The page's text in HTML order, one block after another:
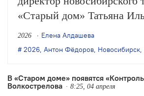
«Старый дом» Татьяна
по собственному
ранее с должности
2026
Елена Алдашева
2026, Антон Фёдоров, Новосибирск,
В «Старом доме» появятся
Волкострелова
8:25, 04 апреля